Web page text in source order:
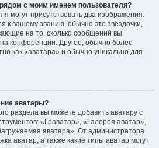
с моим именем пользователя?
могут присутствовать два изображения.
к вашему званию, обычно это звёздочки,
на то, сколько сообщений вы
конференции. Другое, обычно более
как «аватара» и обычно уникально для
аватары?
раздела вы можете добавить аватару с
«Граватар», «Галерея аватар»,
аватара». От администратора
аватар, а также какие типы аватар могут